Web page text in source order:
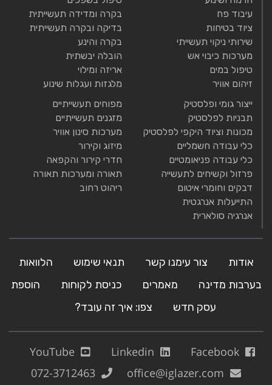
עיבוד פח
ציוד בטיחות
שירותי ניקוי תעשייתי
מערכות כיבוי אש
טיפול במים
זיהום אוויר
בקרה ומדידה תעשייתית
בדיקה ובקרה תעשייתית
בקרה והינע
הובלה יבשתית
אריזה ומילוי
מלגזות ועגלות שינוע
ייצור גומי ופלסטיק
תבניות לפלסטיק
מכונות וציוד היקפי לפלסטיק
כלי עבודה חשמליים
כלי עבודה פניאומטיים
פרזול וקשיחים לתעשייה
דבקים וחומרי איטום
התייעלות אנרגטית
אנרגיה סולארית
מפוחים תעשייתיים
מזגנים תעשייתיים
מערכות סינון אוויר
מיזוג וקירור
חדרי קירור והקפאה
תאורה ומערכות תאורה
ריהוט רחוב
אודות צור עימנו קשר תנאי שימוש
הלוואות
בערבות מדינה
מאמרים כניסת לקוחות
הוספת
עסק חדש
צפו: איך זה עובד?
Facebook